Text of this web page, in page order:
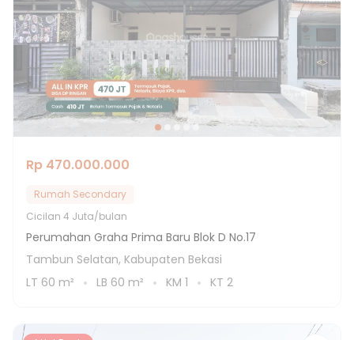
Rp 470.000.000
Rumah Secondary
Cicilan 4 Juta/bulan
Perumahan Graha Prima Baru Blok D No.17
Tambun Selatan, Kabupaten Bekasi
LT 60 m² LB 60 m² KM 1 KT 2